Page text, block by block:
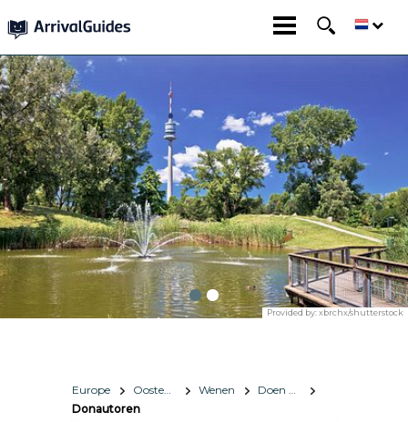
Provided by:xbrchx/shutterstock
Europe Oostenrijk Wenen
Doen & zien
Donautoren